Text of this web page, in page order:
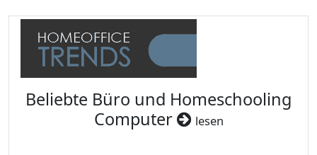
Beliebte Büro und Homeschooling
Computer
lesen